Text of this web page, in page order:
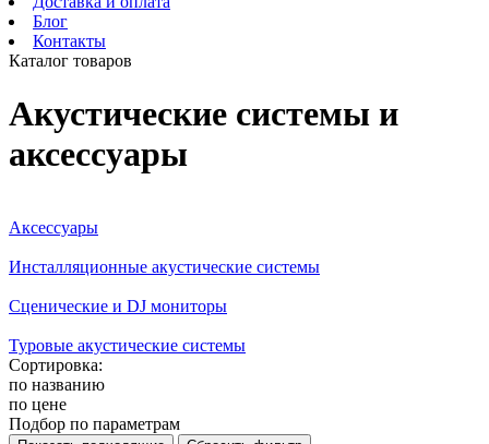
Блог
Контакты
Каталог товаров
Акустические системы и
аксессуары
Аксессуары
Инсталляционные акустические системы
Сценические и DJ мониторы
Туровые акустические системы
Сортировка:
по названию
по цене
Подбор по параметрам